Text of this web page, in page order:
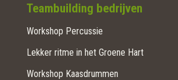
Teambuilding bedrijven
Workshop Percussie
Lekker ritme in het Groene Hart
Workshop Kaasdrummen